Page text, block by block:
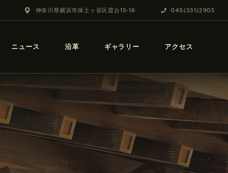
神奈川県横浜市保土ヶ谷区霞台15-16 045(331)2905
ニュース 沿革 ギャラリー アクセス